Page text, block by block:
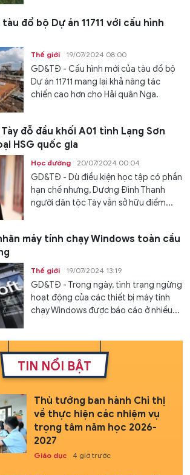
đổ bộ Dự án 11711 với cấu hình
Thế giới 19/07/2024 08:00
GD&TĐ - Cấu hình mới của tàu đổ bộ
Dự án 11711 mang lại khả năng tác
chiến cao hơn cho Hải quân Nga.
đỗ đầu khối A01 tỉnh Lạng Sơn
HSG quốc gia
Học đường 20/07/2024 00:04
GD&TĐ - Dù điều kiện học tập có phần
hạn chế nhưng, Dương Đình Thanh
người dân tộc Tày vẫn sở hữu điểm...
máy tính chạy Windows toàn cầu
Thế giới 19/07/2024 13:19
GD&TĐ - Trong ngày, tình trạng ngừng
hoạt động của các thiết bị máy tính
chạy Windows được báo cáo ở nhiều...
TIN NỔI BẬT
Thủ tướng ban hành Chỉ thị
về thực hiện các nhiệm vụ
trọng tâm năm học 2026-
2027
Giáo dục 4 giờ trước